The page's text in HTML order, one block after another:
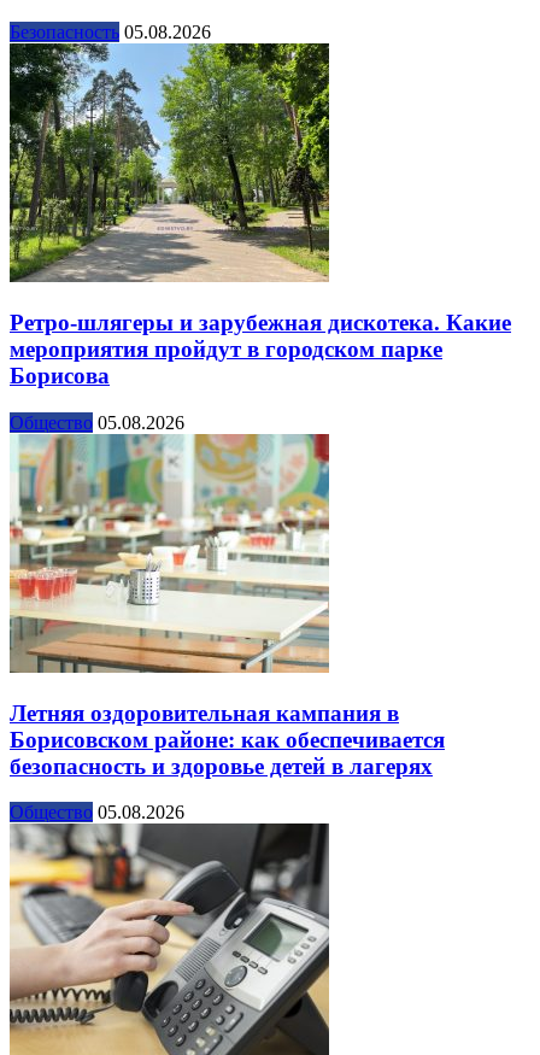
Безопасность 05.08.2026
Ретро-шлягеры и зарубежная дискотека. Какие
мероприятия пройдут в городском парке
Борисова
Общество 05.08.2026
Летняя оздоровительная кампания в
Борисовском районе: как обеспечивается
безопасность и здоровье детей в лагерях
Общество 05.08.2026